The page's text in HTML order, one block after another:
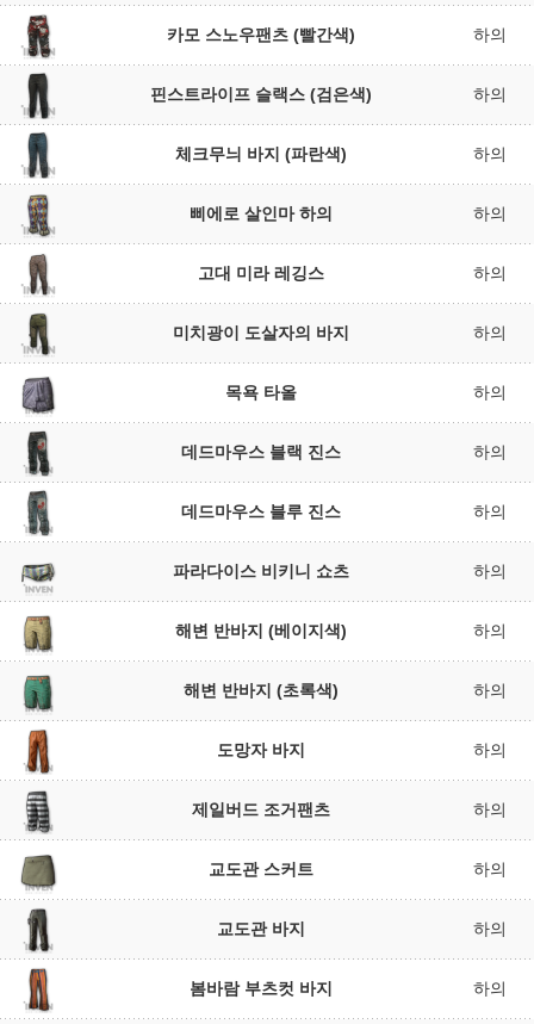
카모 스노우팬츠 (빨간색) 하의
핀스트라이프 슬랙스 (검은색) 하의
체크무늬 바지 (파란색) 하의
삐에로 살인마 하의 하의
고대 미라 레깅스 하의
미치광이 도살자의 바지 하의
목욕 타올 하의
데드마우스 블랙 진스 하의
데드마우스 블루 진스 하의
파라다이스 비키니 쇼츠 하의
해변 반바지 (베이지색) 하의
해변 반바지 (초록색) 하의
도망자 바지 하의
제일버드 조거팬츠 하의
교도관 스커트 하의
교도관 바지 하의
봄바람 부츠컷 바지 하의